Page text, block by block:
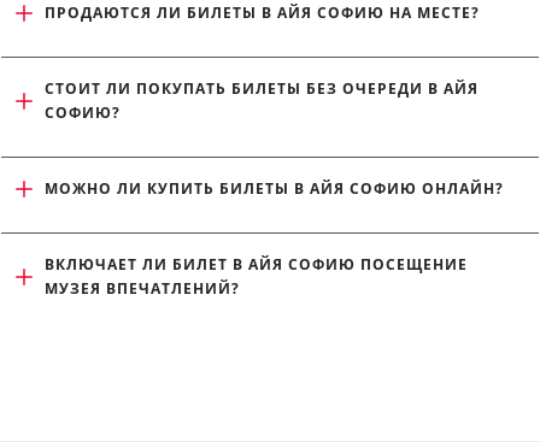
ПРОДАЮТСЯ ЛИ БИЛЕТЫ В АЙЯ СОФИЮ НА МЕСТЕ?
СТОИТ ЛИ ПОКУПАТЬ БИЛЕТЫ БЕЗ ОЧЕРЕДИ В АЙЯ
СОФИЮ?
МОЖНО ЛИ КУПИТЬ БИЛЕТЫ В АЙЯ СОФИЮ ОНЛАЙН?
ВКЛЮЧАЕТ ЛИ БИЛЕТ В АЙЯ СОФИЮ ПОСЕЩЕНИЕ
МУЗЕЯ ВПЕЧАТЛЕНИЙ?